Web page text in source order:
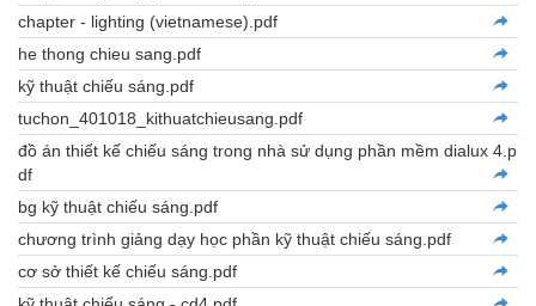
chapter - lighting (vietnamese).pdf
he thong chieu sang.pdf
kỹ thuật chiếu sáng.pdf
tuchon_401018_kithuatchieusang.pdf
đồ án thiết kế chiếu sáng trong nhà sử dụng phần mềm dialux 4.p
df
bg kỹ thuật chiếu sáng.pdf
chương trình giảng dạy học phần kỹ thuật chiếu sáng.pdf
cơ sở thiết kế chiếu sáng.pdf